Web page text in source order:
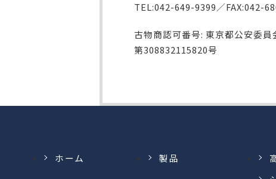
TEL:042-649-9399／FAX:042-
古物商認可番号: 東京都公安委員
第308832115820号
ホーム 製品